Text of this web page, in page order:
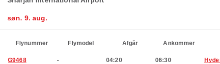
søn. 9. aug.
Flynummer Flymodel Afgår Ankommer
G9468 - 04:20 06:30